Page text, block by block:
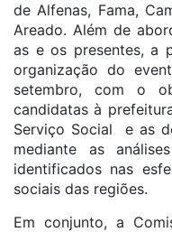
de Alfenas, Fama,
Areado. Além de
as e os presentes, a
organização do
setembro, com o
candidatas à
Serviço Social e as
mediante as
identificados nas
sociais das regiões.
Em conjunto, a